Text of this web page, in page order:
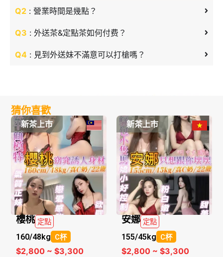
Q2 : 營業時間是幾點？
Q3 : 外送茶&定點茶如何付费？
Q4 : 見到外送妹不滿意可以打槍嗎？
猜你喜歡
新茶上市
櫻桃 定點
160/48kg C杯
$2,800 ~ $3,300
新茶上市
安娜 定點
155/45kg C杯
$2,800 ~ $3,300